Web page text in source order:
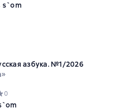
s`om
азбука. №1/2026
рейтинг 0 на основе 0 оценок
0